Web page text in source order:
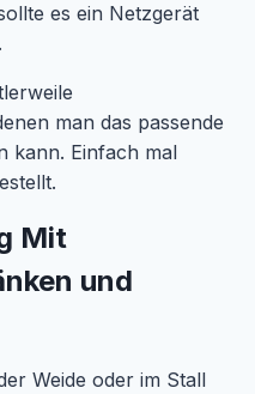
es ein Netzgerät
man das passende
kann. Einfach mal
Mit
und
Weide oder im Stall